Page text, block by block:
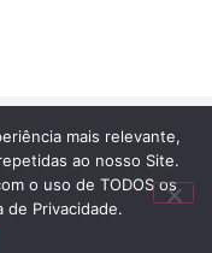
TODOS OS
mais relevante,
ao nosso Site.
o uso de TODOS os
de Privacidade.